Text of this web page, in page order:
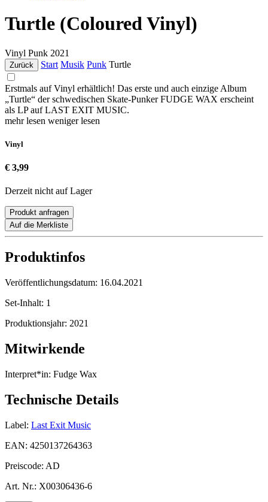
Turtle (Coloured Vinyl)
Vinyl Punk 2021
Zurück Start Musik Punk Turtle
Erstmals auf Vinyl erhältlich! Das erste und auch einzige Album
„Turtle“ der schwedischen Skate-Punker FUDGE WAX erscheint
als LP auf LAST EXIT MUSIC.
mehr lesen weniger lesen
Vinyl
€ 3,99
Derzeit nicht auf Lager
Produkt anfragen
Auf die Merkliste
Produktinfos
Veröffentlichungsdatum: 16.04.2021
Set-Inhalt: 1
Produktionsjahr: 2021
Mitwirkende
Interpret*in: Fudge Wax
Technische Details
Label: Last Exit Music
EAN: 4250137264363
Preiscode: AD
Art. Nr.: X00306436-6